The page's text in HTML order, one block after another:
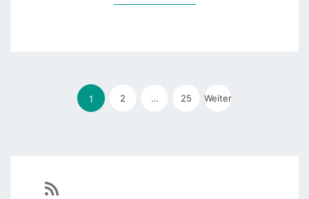
der
1 2 … 25 Weiter
https://sven-essen.de/feed/